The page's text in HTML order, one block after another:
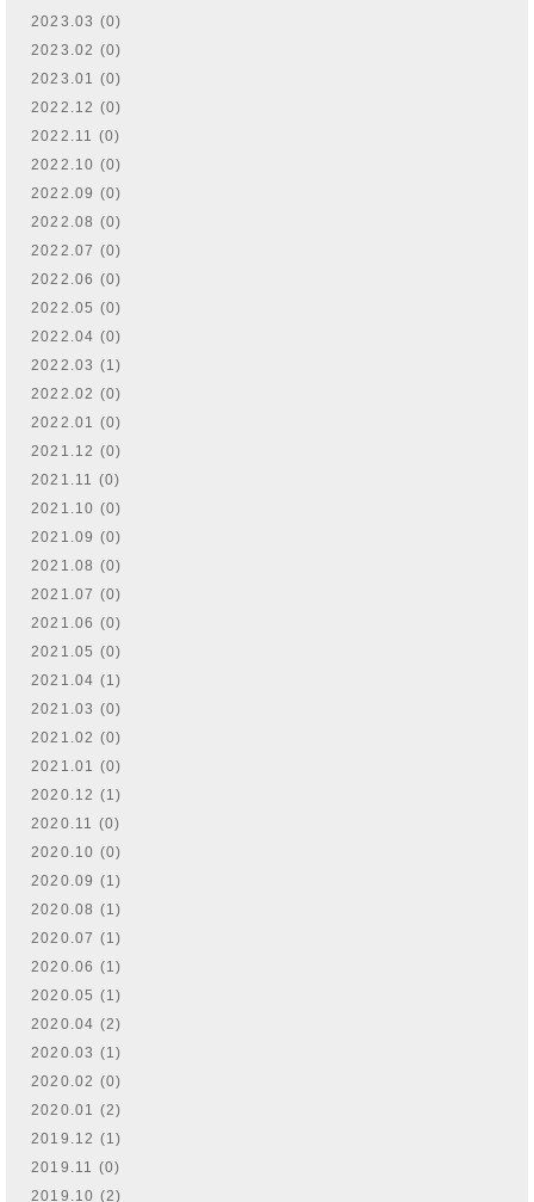
2023.03 (0)
2023.02 (0)
2023.01 (0)
2022.12 (0)
2022.11 (0)
2022.10 (0)
2022.09 (0)
2022.08 (0)
2022.07 (0)
2022.06 (0)
2022.05 (0)
2022.04 (0)
2022.03 (1)
2022.02 (0)
2022.01 (0)
2021.12 (0)
2021.11 (0)
2021.10 (0)
2021.09 (0)
2021.08 (0)
2021.07 (0)
2021.06 (0)
2021.05 (0)
2021.04 (1)
2021.03 (0)
2021.02 (0)
2021.01 (0)
2020.12 (1)
2020.11 (0)
2020.10 (0)
2020.09 (1)
2020.08 (1)
2020.07 (1)
2020.06 (1)
2020.05 (1)
2020.04 (2)
2020.03 (1)
2020.02 (0)
2020.01 (2)
2019.12 (1)
2019.11 (0)
2019.10 (2)